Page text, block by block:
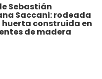
Sebastián
Saccani: rodeada
construida en
de madera